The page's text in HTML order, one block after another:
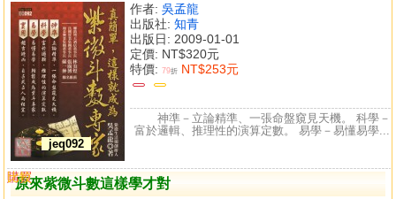
jeq092
作者: 吳孟龍
出版社: 知青
出版日: 2009-01-01
定價: NT$320元
特價: 79折 NT$253元
神準－立論精準、一張命盤窺見天機。 科學－
富於邏輯、推理性的演算定數。 易學－易懂易學...
原來紫微斗數這樣學才對
購買
比較